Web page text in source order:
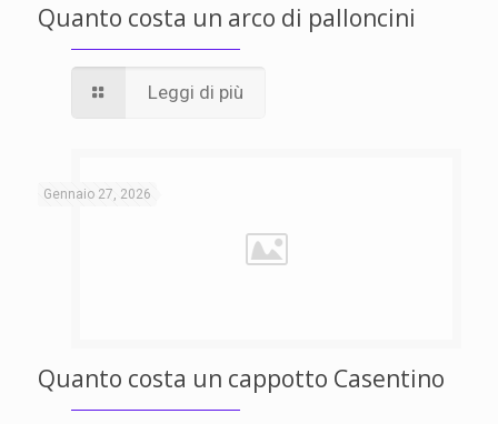
Quanto costa un arco di palloncini
Leggi di più
Gennaio 27, 2026
Quanto costa un cappotto Casentino